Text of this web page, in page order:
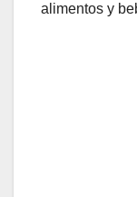
alimentos y